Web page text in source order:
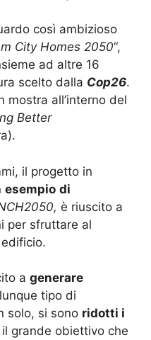
così ambizioso
City Homes 2050“,
ad altre 16
scelto dalla Cop26.
mostra all’interno del
Better
il progetto in
esempio di
è riuscito a
per sfruttare al
a generare
tipo di
solo, si sono ridotti i
grande obiettivo che